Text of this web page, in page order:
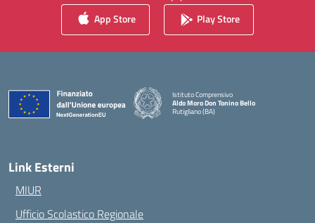
App Store Play Store
Istituto Comprensivo
Aldo Moro Don Tonino Bello
Rutigliano (BA)
— Visita la pagina iniziale della scuola
Link Esterni
MIUR
Ufficio Scolastico Regionale